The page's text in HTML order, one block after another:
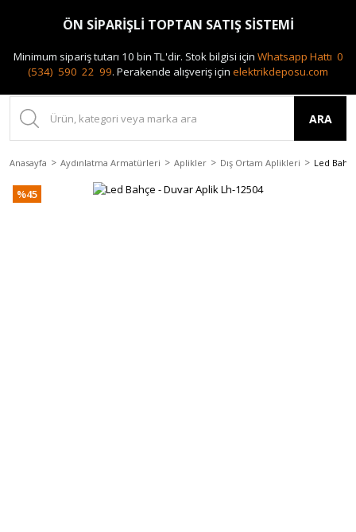
0(212) 240 87 88
ARA
Anasayfa Aydınlatma Armatürleri Aplikler Dış Ortam Aplikleri Led
%45
ÖN SİPARİŞLİ TOPTAN SATIŞ SİSTEMİ
Minimum sipariş tutarı 10 bin TL'dir. Stok bilgisi için Whatsapp Hattı 0
(534) 590 22 99. Perakende alışveriş için elektrikdeposu.com